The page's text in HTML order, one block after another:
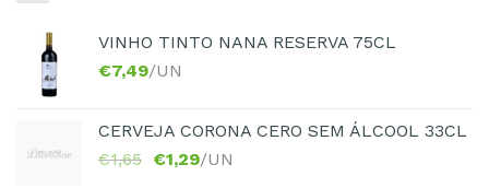
VINHO TINTO NANA RESERVA 75CL
€7,49/UN
CERVEJA CORONA CERO SEM ÁLCOOL 33CL
€1,65 €1,29/UN